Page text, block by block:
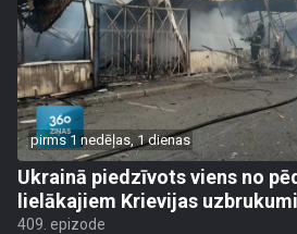
pirms 1 nedēļas, 1 dienas
Ukrainā piedzīvots viens no
lielākajiem Krievijas
409. epizode